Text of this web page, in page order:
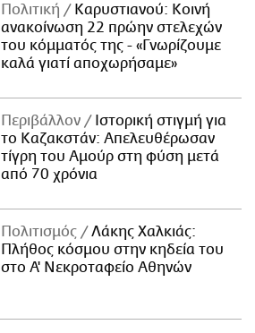
Πολιτική
Καρυστιανού: Κοινή
ανακοίνωση 22 πρώην στελεχών
του κόμματός της - «Γνωρίζουμε
καλά γιατί αποχωρήσαμε»
Περιβάλλον
Ιστορική στιγμή για
το Καζακστάν: Απελευθέρωσαν
τίγρη του Αμούρ στη φύση μετά
από 70 χρόνια
Πολιτισμός
Λάκης Χαλκιάς:
Πλήθος κόσμου στην κηδεία του
στο Α' Νεκροταφείο Αθηνών